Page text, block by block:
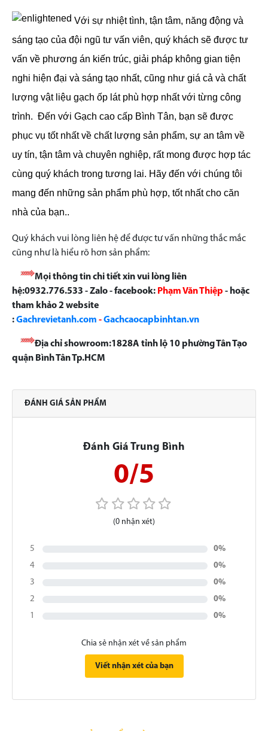
Với sự nhiệt tình, tận tâm, năng động và
sáng tạo của đội ngũ tư vấn viên, quý khách sẽ được tư
vấn về phương án kiến trúc, giải pháp không gian tiện
nghi hiện đại và sáng tạo nhất, cũng như giá cả và chất
lượng vật liệu gạch ốp lát phù hợp nhất với từng công
trình. Đến với Gạch cao cấp Bình Tân, bạn sẽ được
phục vụ tốt nhất về chất lượng sản phẩm, sự an tâm về
uy tín, tận tâm và chuyên nghiệp, rất mong được hợp tác
cùng quý khách trong tương lai. Hãy đến với chúng tôi
mang đến những sản phẩm phù hợp, tốt nhất cho căn
nhà của bạn..
Quý khách vui lòng liên hệ để được tư vấn những thắc mắc
cũng như là hiểu rõ hơn sản phẩm:
Mọi thông tin chi tiết xin vui lòng liên
hệ:0932.776.533 - Zalo - facebook: Phạm Văn Thiệp - hoặc
tham khảo 2 website
:Gachrevietanh.com -Gachcaocapbinhtan.vn
Địa chỉ showroom:1828A tỉnh lộ 10 phường Tân Tạo
quận Bình Tân Tp.HCM
ĐÁNH GIÁ SẢN PHẨM
Đánh Giá Trung Bình
0/5
(0 nhận xét)
5
0%
4
0%
3
0%
2
0%
1
0%
Chia sẻ nhận xét về sản phẩm
Viết nhận xét của bạn